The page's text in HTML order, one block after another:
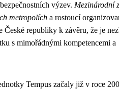
výzev. Mezinárodní
metropolích a rostoucí
republiky k závěru, že je
s mimořádnými kompetencemi a
Tempus začaly již v roce